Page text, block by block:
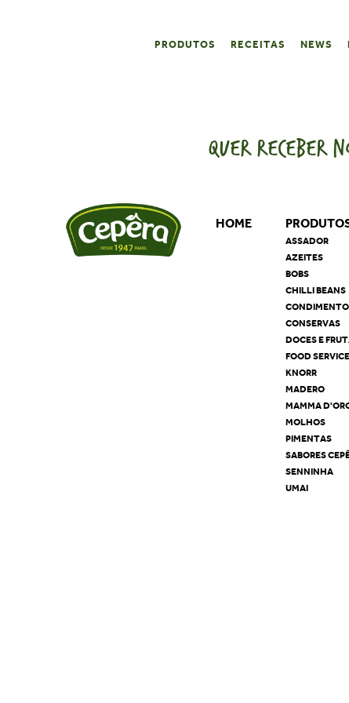
PRODUTOS RECEITAS NEWS
QUER RECEBER
HOME
ASSADOR
AZEITES
BOBS
CHILLI BEANS
CONSERVAS
DOCES E
FOOD SERVICE
KNORR
MADERO
MAMMA
MOLHOS
PIMENTAS
SABORES
SENNINHA
UMAI